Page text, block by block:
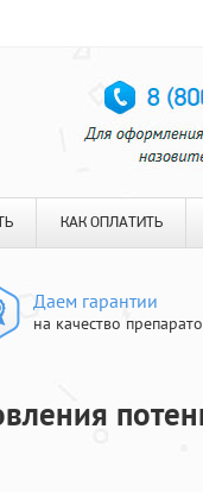
КАК ОПЛАТИТЬ
Даем гарантии
на качество